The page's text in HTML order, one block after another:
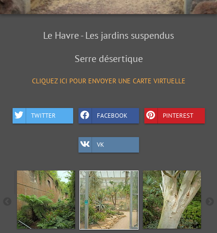
Le Havre - Les jardins suspendus
Serre désertique
CLIQUEZ ICI POUR ENVOYER UNE CARTE VIRTUELLE
TWITTER FACEBOOK PINTEREST
VK